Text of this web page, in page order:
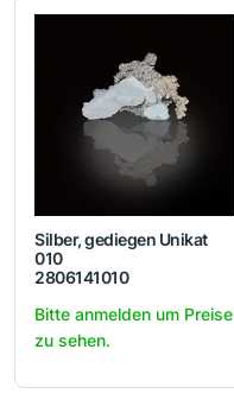
Silber, gediegen Unikat
010
2806141010
Bitte anmelden um Preise
zu sehen.